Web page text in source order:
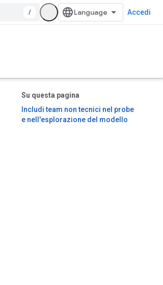
/ Accedi
Su questa pagina
Includi team non tecnici nel probe
e nell'esplorazione del modello